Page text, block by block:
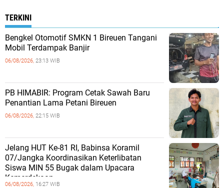
TERKINI
Bengkel Otomotif SMKN 1 Bireuen Tangani
Mobil Terdampak Banjir
06/08/2026, 23:13 WIB
PB HIMABIR: Program Cetak Sawah Baru
Penantian Lama Petani Bireuen
06/08/2026, 22:15 WIB
Jelang HUT Ke-81 RI, Babinsa Koramil
07/Jangka Koordinasikan Keterlibatan
Siswa MIN 55 Bugak dalam Upacara
Kemerdekaan
06/08/2026, 16:27 WIB